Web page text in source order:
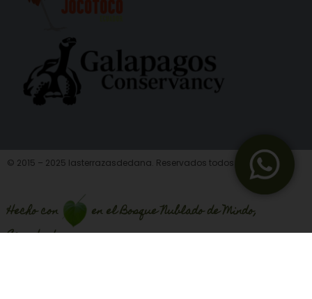
© 2015 – 2025 lasterrazasdedana. Reservados todos los derechos
Hecho con
en el Bosque Nublado de Mindo,
Ecuador!